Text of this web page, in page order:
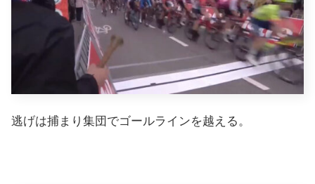
逃げは捕まり集団でゴールラインを越える。